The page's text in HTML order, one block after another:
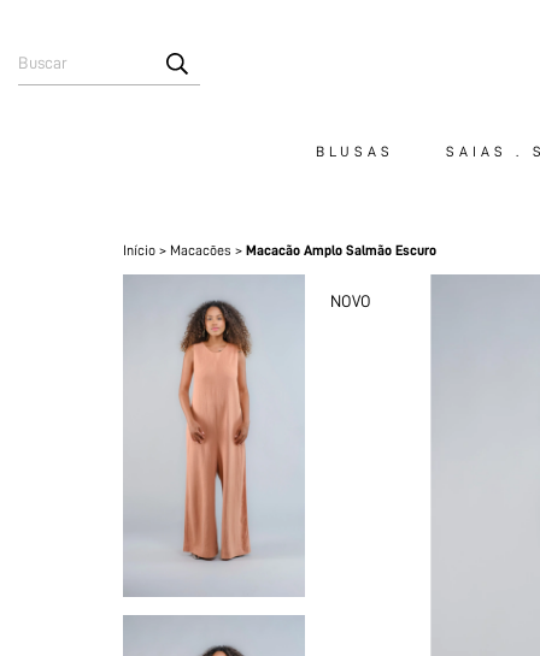
BLUSAS SAIAS .
Início > Macacões > Macacão Amplo Salmão Escuro
NOVO